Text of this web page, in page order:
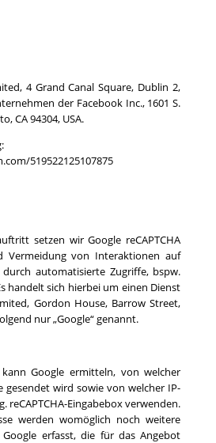
4 Grand Canal Square, Dublin 2,
der Facebook Inc., 1601 S.
CA 94304, USA.
519522125107875
setzen wir Google reCAPTCHA
Vermeidung von Interaktionen auf
automatisierte Zugriffe, bspw.
handelt sich hierbei um einen Dienst
Gordon House, Barrow Street,
nur „Google“ genannt.
Google ermitteln, von welcher
gesendet wird sowie von welcher IP-
reCAPTCHA-Eingabebox verwenden.
werden womöglich noch weitere
erfasst, die für das Angebot